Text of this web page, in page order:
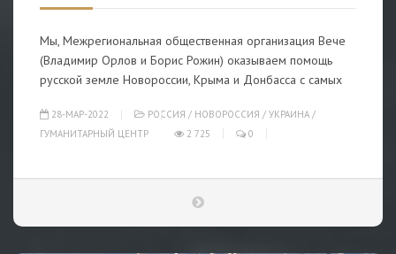
Мы, Межрегиональная общественная организация Вече
(Владимир Орлов и Борис Рожин) оказываем помощь
русской земле Новороссии, Крыма и Донбасса с самых
28-МАР-2022 РОССИЯ / НОВОРОССИЯ / УКРАИНА /
ГУМАНИТАРНЫЙ ЦЕНТР
2 725 0